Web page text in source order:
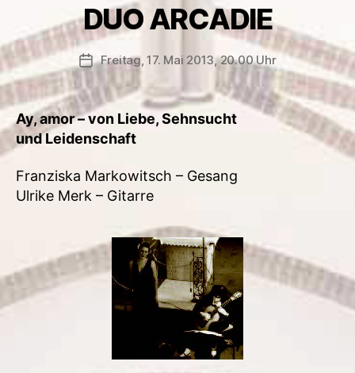
DUO ARCADIE
Veröffentlichungsdatum
Freitag, 17. Mai 2013, 20.00 Uhr
Ay, amor – von Liebe, Sehnsucht
und Leidenschaft
Franziska Markowitsch – Gesang
Ulrike Merk – Gitarre